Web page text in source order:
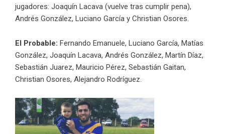
jugadores: Joaquín Lacava (vuelve tras cumplir pena),
Andrés González, Luciano García y Christian Osores.
El Probable: Fernando Emanuele, Luciano García, Matías
González, Joaquín Lacava, Andrés González, Martín Díaz,
Sebastián Juarez, Mauricio Pérez, Sebastián Gaitan,
Christian Osores, Alejandro Rodríguez.